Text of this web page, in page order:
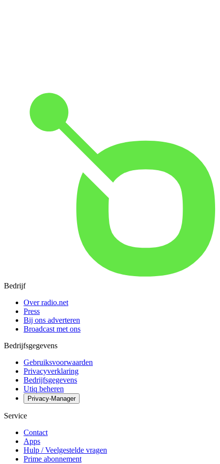
Bedrijf
Over radio.net
Press
Bij ons adverteren
Broadcast met ons
Bedrijfsgegevens
Gebruiksvoorwaarden
Privacyverklaring
Bedrijfsgegevens
Utiq beheren
Privacy-Manager
Service
Contact
Apps
Hulp / Veelgestelde vragen
Prime abonnement